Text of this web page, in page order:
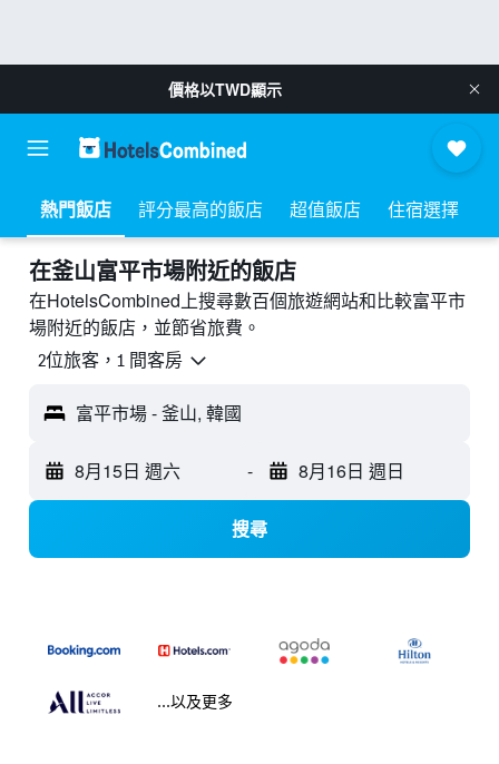
價格以TWD顯示
熱門飯店 評分最高的飯店 超值飯店 住宿選擇
​在釜山富平市場附近​的飯店
在HotelsCombined上搜尋數百個旅遊網站和比較富平市
場附近的飯店，並節省旅費。
2位旅客，1 間客房
富平市場 - 釜山, 韓國
8月15日 週六 - 8月16日 週日
搜尋
...以及更多